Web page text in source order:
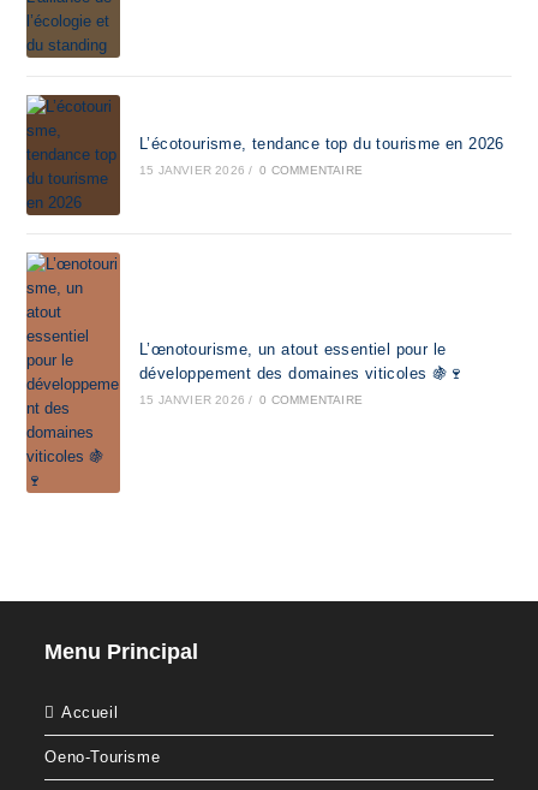
L’écotourisme, tendance top du tourisme en 2026
15 JANVIER 2026 / 0 COMMENTAIRE
L’œnotourisme, un atout essentiel pour le
développement des domaines viticoles 🍇🍷
15 JANVIER 2026 / 0 COMMENTAIRE
Menu Principal
Accueil
Oeno-Tourisme